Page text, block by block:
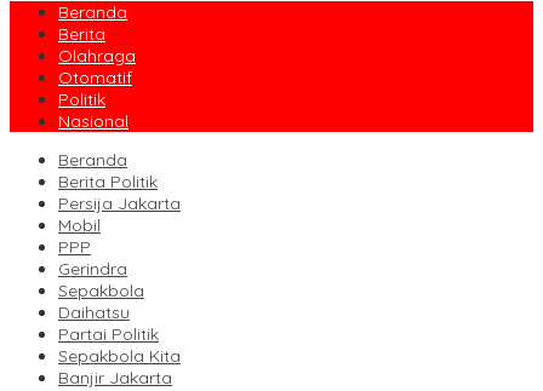
Beranda
Berita
Olahraga
Otomatif
Politik
Nasional
Beranda
Berita Politik
Persija Jakarta
Mobil
PPP
Gerindra
Sepakbola
Daihatsu
Partai Politik
Sepakbola Kita
Banjir Jakarta